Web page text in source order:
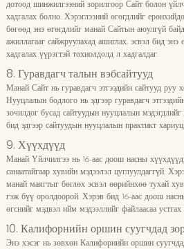
дотоод шинжилгээний зорилгоор Сайт болон
хадгалах болно. Хэрэглээний өгөгдлийг
бөгөөд энэ өгөгдлийг манай Сайтын аюулгүй
ажиллагааг сайжруулахад ашиглах, эсвэл бид энэ
хадгалах үүрэгтэй тохиолдолд л хадгалдаг.
8. Гуравдагч талын вэбсайтууд
Манай Сайт нь гуравдагч этгээдийн сайтууд руу
Нууцлалын бодлого нь эдгээр гуравдагч
зочилдог бусад сайтуудын нууцлалын
бид эдгээр сайтуудын нууцлалын практикт
9. Хүүхдүүд
Манай Үйлчилгээ нь 16-аас доош насны
санаатайгаар хувийн мэдээлэл цуглуулдаггүй.
манай маягтыг бөглөх эсвэл өөрийнхөө тухай
гэж бүү оролдоорой. Хэрэв бид 16-аас доош
өгснийг мэдвэл ийм мэдээллийг файлаасаа
10. Калифорнийн оршин суугчдад
Энэ хэсэг нь зөвхөн Калифорнийн оршин